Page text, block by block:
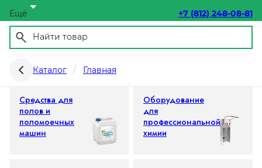
Ещё +7 (812) 248-08-81
Каталог Главная
Химия профессиональная
Средства для
полов и
поломоечных
машин
Оборудование
для
профессиональной
химии